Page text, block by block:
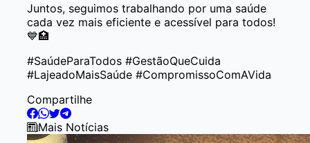
Juntos, seguimos trabalhando por uma saúde
cada vez mais eficiente e acessível para todos!
💙🏥
#SaúdeParaTodos #GestãoQueCuida
#LajeadoMaisSaúde #CompromissoComAVida
Compartilhe
Mais Notícias